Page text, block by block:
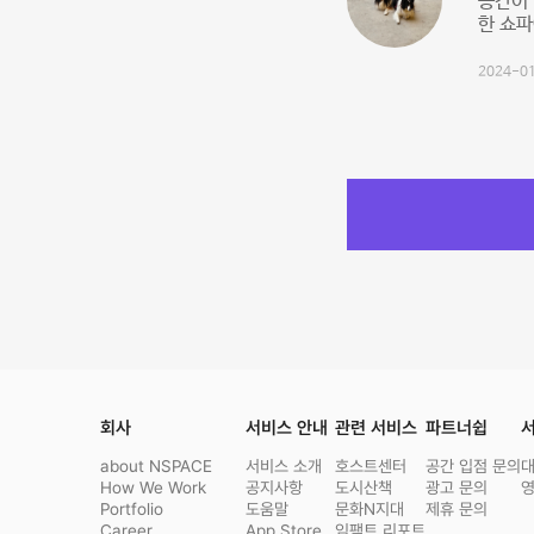
한 쇼
2024-
회사
about NSPACE
How We Work
Portfolio
서비스 안내
서비스 소개
공지사항
도움말
관련 서비스
호스트센터
도시산책
문화N지대
파트너쉽
공간 입점 문의
광고 문의
제휴 문의